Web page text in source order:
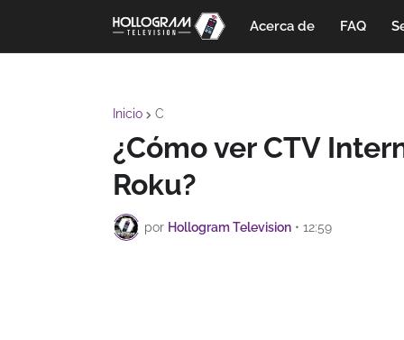
Acerca de FAQ
Inicio C
¿Cómo ver CTV
Roku?
por Hollogram Television • 12:59